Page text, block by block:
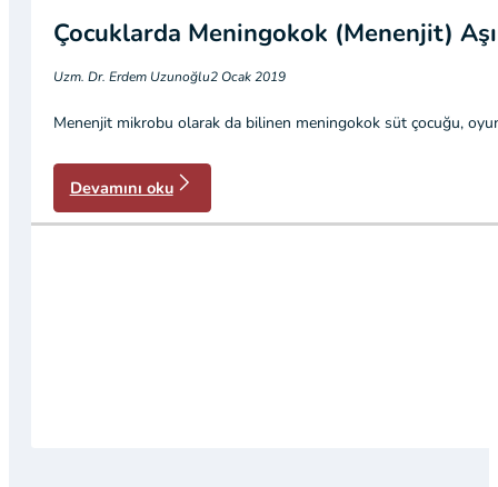
Çocuklarda Meningokok (Menenjit)
Uzm. Dr. Erdem Uzunoğlu2 Ocak 2019
Menenjit mikrobu olarak da bilinen meningokok süt çocuğu,
Devamını oku